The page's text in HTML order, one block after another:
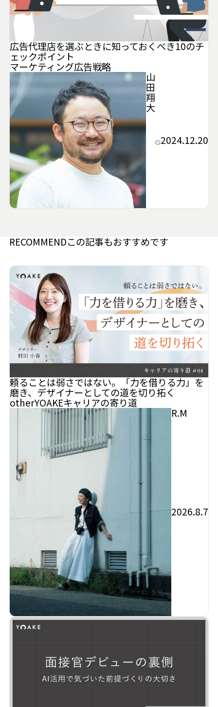
広告代理店を選ぶときに知っておくべき10のチ
ェックポイント
マーケティング広告戦略
山
田
翔
大
2024.12.20
RECOMMENDこの記事もおすすめです
頼ることは弱さではない。「力を借りる力」を
磨き、デザイナーとしての道を切り拓く
otherYOAKEキャリアの寄り道
R.M
2026.8.7